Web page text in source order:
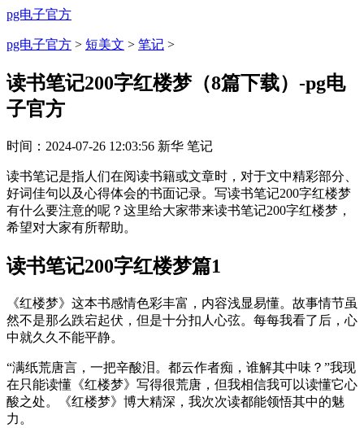
pg电子官方
pg电子官方 > 短美文 > 笔记 >
读书笔记200字红楼梦（8篇下载）-pg电
子官方
时间： 2024-07-26 12:03:56 新华 笔记
读书笔记是指人们在阅读书籍或文章时，对于文中精彩部分、
好词佳句以及心得体会的书面记录。写读书笔记200字红楼梦
有什么要注意的呢？这里给大家带来读书笔记200字红楼梦，
希望对大家有所帮助。
读书笔记200字红楼梦篇1
《红楼梦》这本书感情色彩丰富，内容浅显易懂。故事情节虽
然不是那么跌宕起伏，但是十分扣人心弦。每每我看了后，心
中就久久不能平静。
“满纸荒唐言，一把辛酸泪。都云作者痴，谁解其中味？”我现
在只能读懂《红楼梦》写得很荒唐，但我相信我可以读懂它心
酸之处。《红楼梦》博大精深，我次次读都能领悟其中的魅
力。